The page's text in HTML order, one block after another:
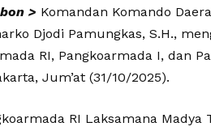
> Komandan Komando
Djodi Pamungkas, S.H.,
RI, Pangkoarmada I, dan
Jum’at (31/10/2025).
RI Laksamana Madya